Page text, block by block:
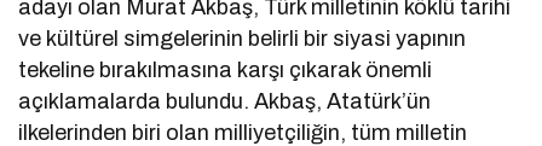
adayı olan Murat Akbaş, Türk milletinin köklü tarihi
ve kültürel simgelerinin belirli bir siyasi yapının
tekeline bırakılmasına karşı çıkarak önemli
açıklamalarda bulundu. Akbaş, Atatürk’ün
ilkelerinden biri olan milliyetçiliğin, tüm milletin